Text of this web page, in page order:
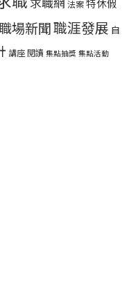
法案特休假
場新聞職涯發展 自
講座閱讀 集點抽獎 集點活動